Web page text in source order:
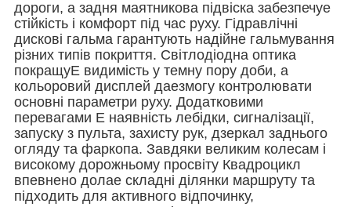
дороги, а задня маятникова підвіска забезпечуе
стійкість і комфорт під час руху. Гідравлічні
дискові гальма гарантують надійне гальмування
різних типів покриття. Світлодіодна оптика
покращуЕ видимість у темну пору доби, а
кольоровий дисплей даезмогу контролювати
основні параметри руху. Додатковими
перевагами Е наявність лебідки, сигналізації,
запуску з пульта, захисту рук, дзеркал заднього
огляду та фаркопа. Завдяки великим колесам і
високому дорожньому просвіту Квадроцикл
впевнено долае складні ділянки маршруту та
підходить для активного відпочинку,